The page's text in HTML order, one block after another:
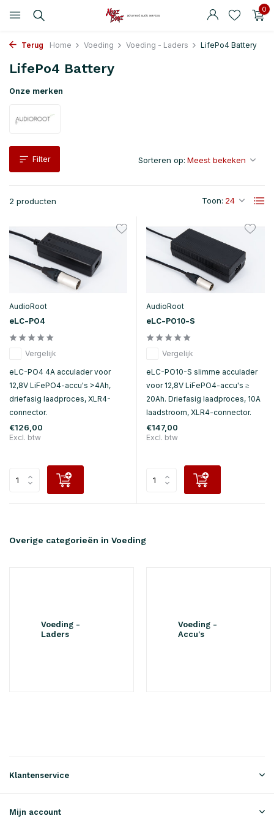
0
Terug Home Voeding Voeding - Laders LifePo4 Battery
LifePo4 Battery
Onze merken
Filter
2 producten Toon:
Sorteren op:
AudioRoot
eLC-PO4
Vergelijk
eLC-PO4 4A acculader voor
12,8V LiFePO4-accu's >4Ah,
driefasig laadproces, XLR4-
connector.
€126,00
Excl. btw
AudioRoot
eLC-PO10-S
Vergelijk
eLC-PO10-S slimme acculader
voor 12,8V LiFePO4-accu's ≥
20Ah. Driefasig laadproces, 10A
laadstroom, XLR4-connector.
€147,00
Excl. btw
Overige categorieën in Voeding
Voeding -
Laders
Voeding -
Accu's
Klantenservice
Mijn account